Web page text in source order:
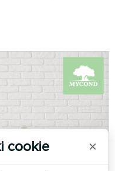
cookie ×